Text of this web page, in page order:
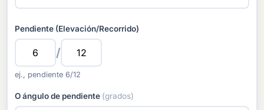
Pendiente (Elevación/Recorrido)
/
ej., pendiente 6/12
O ángulo de pendiente (grados)